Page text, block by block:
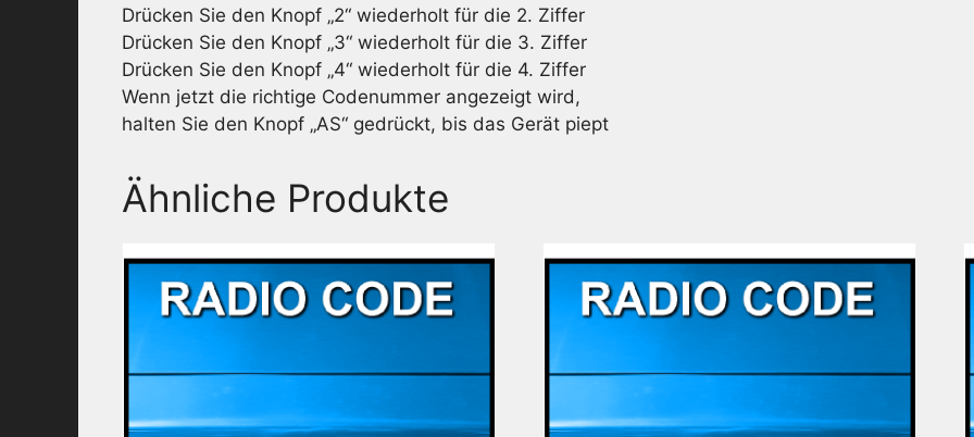
Drücken Sie den Knopf „2“ wiederholt für die 2. Ziffer
Drücken Sie den Knopf „3“ wiederholt für die 3. Ziffer
Drücken Sie den Knopf „4“ wiederholt für die 4. Ziffer
Wenn jetzt die richtige Codenummer angezeigt wird,
halten Sie den Knopf „AS“ gedrückt, bis das Gerät piept
Ähnliche Produkte